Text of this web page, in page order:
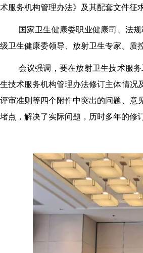
术服务机构管理办法》及其配套文件征
国家卫生健康委职业健康司、法
级卫生健康委领导、放射卫生专家、质
会议强调，要在放射卫生技术服
生技术服务机构管理办法修订主体情况
评审准则等四个附件中突出的问题、意
堵点，解决了实际问题，历时多年的修